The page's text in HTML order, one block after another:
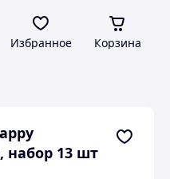
Избранное Корзина
набор 13 шт